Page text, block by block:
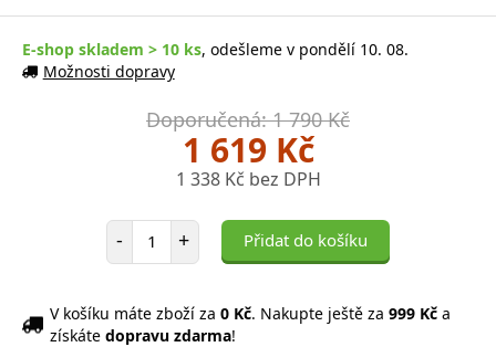
E-shop skladem > 10 ks, odešleme v pondělí 10. 08.
Možnosti dopravy
Doporučená: 1 790 Kč
1 619 Kč
1 338 Kč bez DPH
- Počet položek
+ Přidat do košíku
V košíku máte zboží za 0 Kč. Nakupte ještě za 999 Kč a
získáte dopravu zdarma!